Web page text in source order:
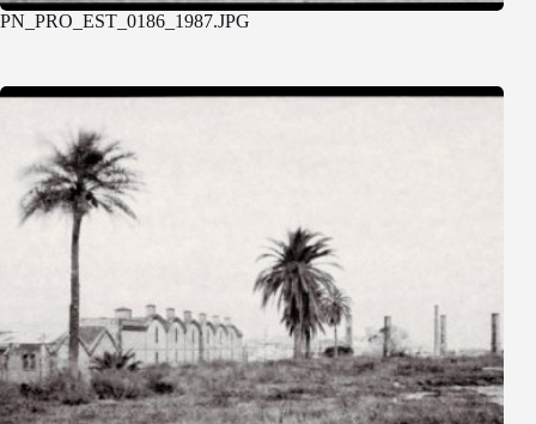
PN_PRO_EST_0186_1987.JPG